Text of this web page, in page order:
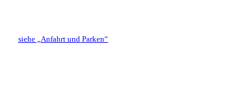
siehe „Anfahrt und Parken“